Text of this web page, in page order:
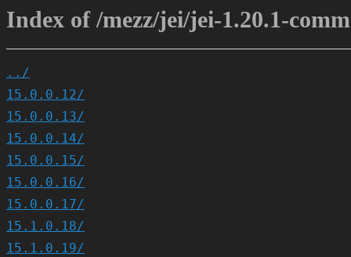
Index of /mezz/jei/jei-1.20.1-
../
15.0.0.12/
15.0.0.13/
15.0.0.14/
15.0.0.15/
15.0.0.16/
15.0.0.17/
15.1.0.18/
15.1.0.19/